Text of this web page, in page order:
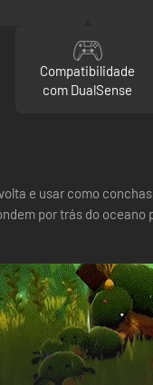
Compatibilidade
com DualSense
e usar como
por trás do oceano